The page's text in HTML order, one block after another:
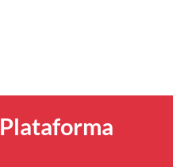
Plataforma